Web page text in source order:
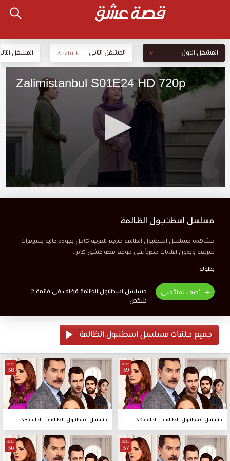
المشغل الاول V المشغل الثاني Anaturk المشغل
مسلسل اسطنبول الظالمة
مشاهدة مسلسل اسطنبول الظالمة مترجم للعربية كامل بجودة عالية بسيرفرات
سريعة وبدون اعلانات حصرياً على موقع قصة عشق كام .
بطولة :
أضف لقائمتي
مسلسل اسطنبول الظالمة مُضاف فى قائمة 2
شخص
جميع حلقات مسلسل اسطنبول الظالمة
حلقة
39
مسلسل اسطنبول الظالمة - الحلقة 39
حلقة
38
مسلسل اسطنبول الظالمة - الحلقة 38
حلقة
37
حلقة
36